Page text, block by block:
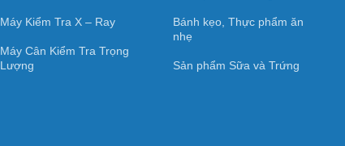
Máy Kiểm Tra X – Ray
Máy Cân Kiểm Tra Trọng
Lượng
Bánh kẹo, Thực phẩm ăn
nhẹ
Sản phẩm Sữa và Trứng